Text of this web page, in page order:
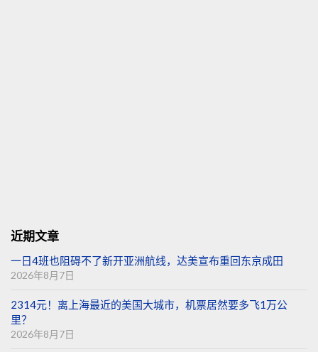
近期文章
一日4班也阻碍不了新开亚洲航线，达美宣布重回东京成田
2026年8月7日
2314元！离上海最近的美国大城市，机票居然要多飞1万公
里？
2026年8月7日